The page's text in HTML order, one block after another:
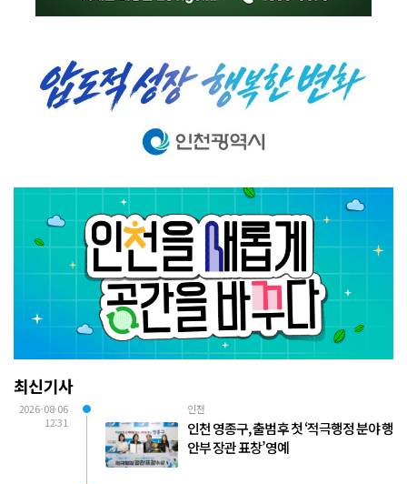
최신기사
2026-08-06
12:31
인천
인천 영종구, 출범 후 첫 ‘적극행정 분야 행
안부 장관 표창’ 영예